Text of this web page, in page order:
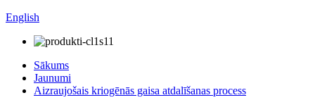
English
Sākums
Jaunumi
Aizraujošais kriogēnās gaisa atdalīšanas process